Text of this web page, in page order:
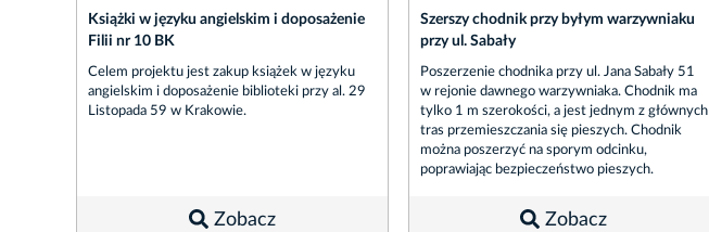
Książki w języku angielskim i doposażenie
Filii nr 10 BK
Celem projektu jest zakup książek w języku
angielskim i doposażenie biblioteki przy al. 29
Listopada 59 w Krakowie.
Zobacz
Szerszy chodnik przy byłym warzywniaku
przy ul. Sabały
Poszerzenie chodnika przy ul. Jana Sabały 51
w rejonie dawnego warzywniaka. Chodnik ma
tylko 1 m szerokości, a jest jednym z głównych
tras przemieszczania się pieszych. Chodnik
można poszerzyć na sporym odcinku,
poprawiając bezpieczeństwo pieszych.
Zobacz